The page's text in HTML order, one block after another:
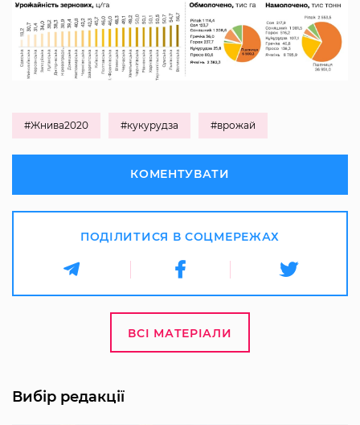
#Жнива2020 #кукурудза #врожай
КОМЕНТУВАТИ
ПОДІЛИТИСЯ В СОЦМЕРЕЖАХ
ВСІ МАТЕРІАЛИ
Вибір редакції